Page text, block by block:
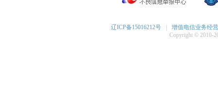
辽ICP备15016212号
增值电信业务经
Copyright © 2010-